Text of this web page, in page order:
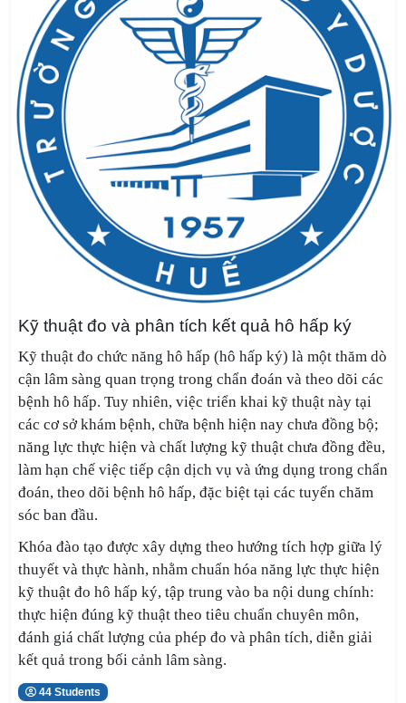
Kỹ thuật đo và phân tích kết quả hô hấp ký
Kỹ thuật đo chức năng hô hấp (hô hấp ký) là một thăm dò
cận lâm sàng quan trọng trong chẩn đoán và theo dõi các
bệnh hô hấp. Tuy nhiên, việc triển khai kỹ thuật này tại
các cơ sở khám bệnh, chữa bệnh hiện nay chưa đồng bộ;
năng lực thực hiện và chất lượng kỹ thuật chưa đồng đều,
làm hạn chế việc tiếp cận dịch vụ và ứng dụng trong chẩn
đoán, theo dõi bệnh hô hấp, đặc biệt tại các tuyến chăm
sóc ban đầu.
Khóa đào tạo được xây dựng theo hướng tích hợp giữa lý
thuyết và thực hành, nhằm chuẩn hóa năng lực thực hiện
kỹ thuật đo hô hấp ký, tập trung vào ba nội dung chính:
thực hiện đúng kỹ thuật theo tiêu chuẩn chuyên môn,
đánh giá chất lượng của phép đo và phân tích, diễn giải
kết quả trong bối cảnh lâm sàng.
44 Students